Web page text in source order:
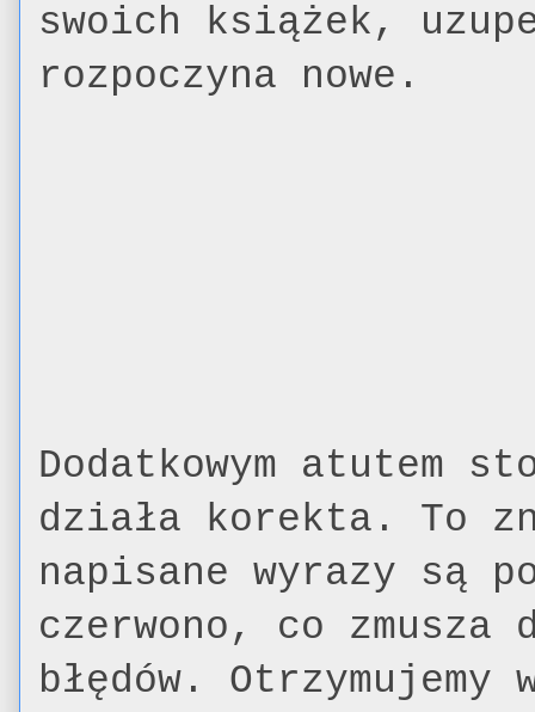
swoich książek,
rozpoczyna nowe.
Dodatkowym
działa korekta. To
napisane wyrazy są
czerwono, co
błędów. Otrzymujemy